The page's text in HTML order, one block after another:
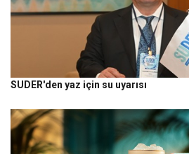
SUDER'den yaz için su uyarısı